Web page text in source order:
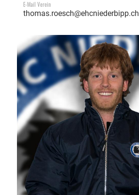
E-Mail Verein
thomas.roesch@ehcniederbipp.ch